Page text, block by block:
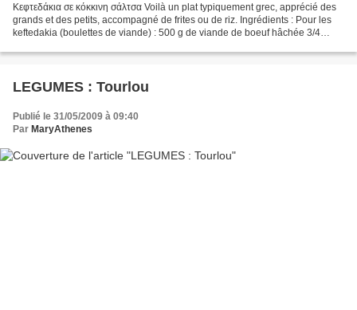
Κεφτεδάκια σε κόκκινη σάλτσα Voilà un plat typiquement grec, apprécié des
grands et des petits, accompagné de frites ou de riz. Ingrédients : Pour les
keftedakia (boulettes de viande) : 500 g de viande de boeuf hâchée 3/4
LEGUMES : Tourlou
Publié le 31/05/2009 à 09:40
Par MaryAthenes